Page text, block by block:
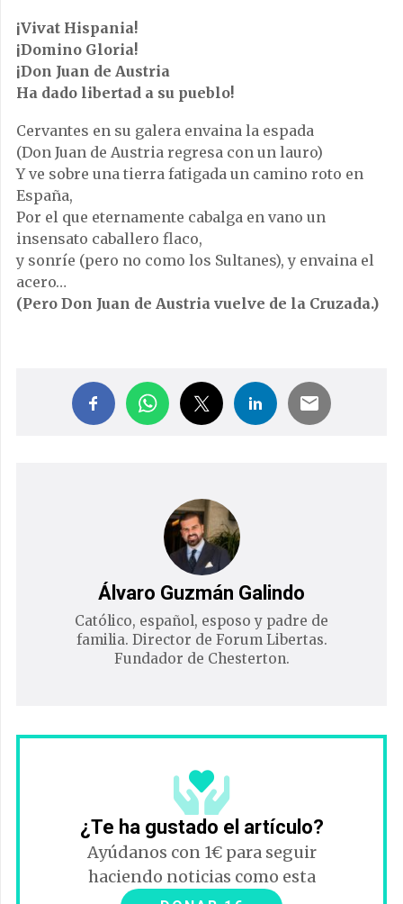
¡Vivat Hispania!
¡Domino Gloria!
¡Don Juan de Austria
Ha dado libertad a su pueblo!
Cervantes en su galera envaina la espada
(Don Juan de Austria regresa con un lauro)
Y ve sobre una tierra fatigada un camino roto en
España,
Por el que eternamente cabalga en vano un
insensato caballero flaco,
y sonríe (pero no como los Sultanes), y envaina el
acero…
(Pero Don Juan de Austria vuelve de la Cruzada.)
Álvaro Guzmán Galindo
Católico, español, esposo y padre de
familia. Director de Forum Libertas.
Fundador de Chesterton.
¿Te ha gustado el artículo?
Ayúdanos con 1€ para seguir
haciendo noticias como esta